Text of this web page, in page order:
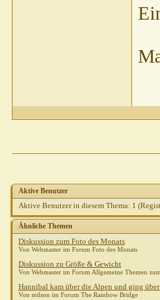
Aktive Benutzer
Aktive Benutzer in diesem Thema: 1
Ähnliche Themen
Diskussion zum Foto des Monats
Von Webmaster im Forum Foto des Monats
Diskussion zu Größe & Gewicht
Von Webmaster im Forum Allgemeine Themen
Hannibal kam über die Alpen und ging
Von milson im Forum The Rainbow Bridge